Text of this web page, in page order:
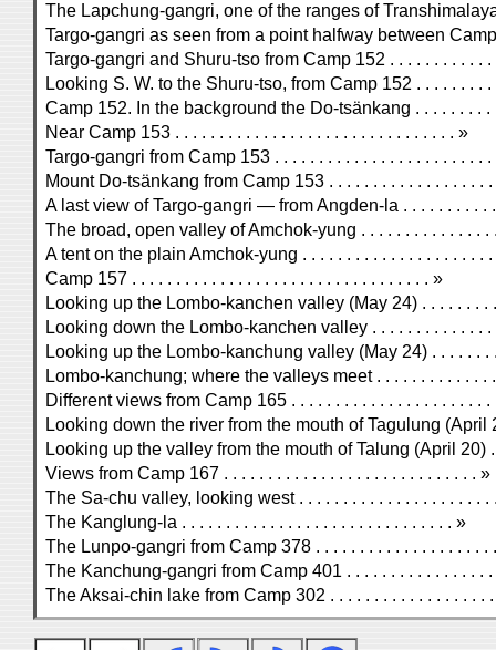
The Lapchung-gangri, one of the ranges of
Targo-gangri as seen from a point halfway between
Targo-gangri and Shuru-tso from Camp 152 . . . . . . . . . . . .
Looking S. W. to the Shuru-tso, from Camp 152 . . . . . . . . .
Camp 152. In the background the Do-tsänkang . . . . . . . . .
Near Camp 153 . . . . . . . . . . . . . . . . . . . . . . . . . . . . . . . . »
Targo-gangri from Camp 153 . . . . . . . . . . . . . . . . . . . . . . . . .
Mount Do-tsänkang from Camp 153 . . . . . . . . . . . . . . . . . . .
A last view of Targo-gangri — from Angden-la . . . . . . . . . . .
The broad, open valley of Amchok-yung . . . . . . . . . . . . . . .
A tent on the plain Amchok-yung . . . . . . . . . . . . . . . . . . . . .
Camp 157 . . . . . . . . . . . . . . . . . . . . . . . . . . . . . . . . . . »
Looking up the Lombo-kanchen valley (May 24) . . . . . . . .
Looking down the Lombo-kanchen valley . . . . . . . . . . . . . .
Looking up the Lombo-kanchung valley (May 24) . . . . . . .
Lombo-kanchung; where the valleys meet . . . . . . . . . . . . .
Different views from Camp 165 . . . . . . . . . . . . . . . . . . . . . . .
Looking down the river from the mouth of Tagulung (April
Looking up the valley from the mouth of Talung (April 20) .
Views from Camp 167 . . . . . . . . . . . . . . . . . . . . . . . . . . . . . »
The Sa-chu valley, looking west . . . . . . . . . . . . . . . . . . . . . .
The Kanglung-la . . . . . . . . . . . . . . . . . . . . . . . . . . . . . . . »
The Lunpo-gangri from Camp 378 . . . . . . . . . . . . . . . . . . . .
The Kanchung-gangri from Camp 401 . . . . . . . . . . . . . . . . .
The Aksai-chin lake from Camp 302 . . . . . . . . . . . . . . . . . .